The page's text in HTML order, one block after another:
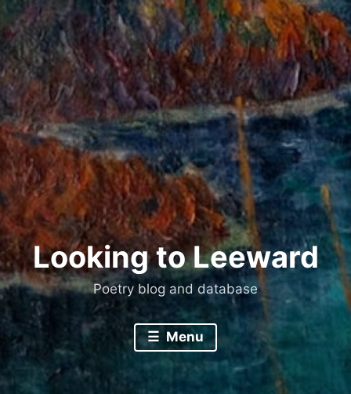
Skip
to
content
Looking to Leeward
Poetry blog and database
Menu